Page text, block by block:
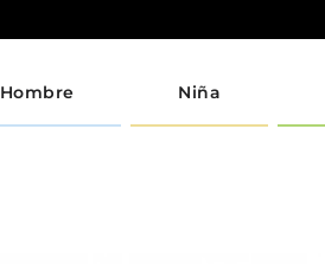
Hombre Niña